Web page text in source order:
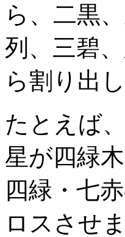
ら、二黒
列、三碧
ら割り出
たとえば
星が四緑
四緑・七
ロスさせ